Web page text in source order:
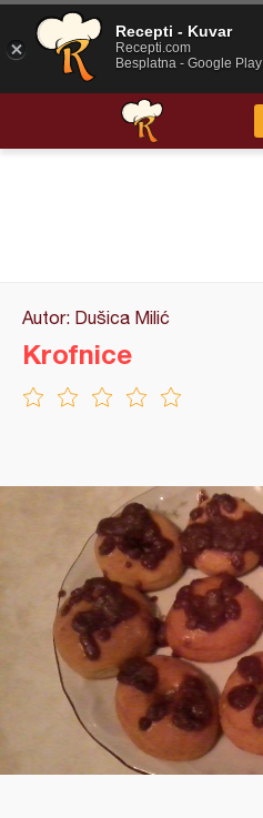
Autor: Dušica Milić
Krofnice
Recepti - Kuvar
Recepti.com
Besplatna - Google Play